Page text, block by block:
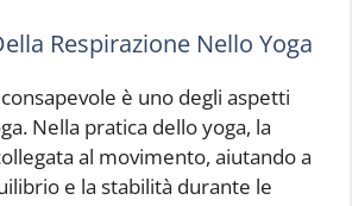
Respirazione Nello Yoga
è uno degli aspetti
Nella pratica dello yoga, la
al movimento, aiutando a
e la stabilità durante le